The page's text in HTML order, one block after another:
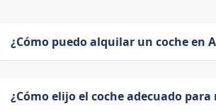
¿Cómo puedo alquilar un coche en
¿Cómo elijo el coche adecuado para